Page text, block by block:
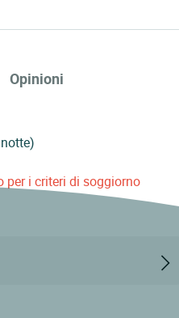
Opinioni
per i criteri di soggiorno